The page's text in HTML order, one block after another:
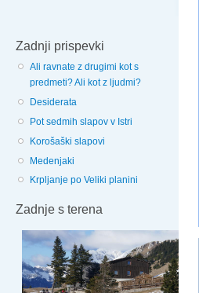
Zadnji prispevki
Ali ravnate z drugimi kot s
predmeti? Ali kot z ljudmi?
Desiderata
Pot sedmih slapov v Istri
Korošaški slapovi
Medenjaki
Krpljanje po Veliki planini
Zadnje s terena